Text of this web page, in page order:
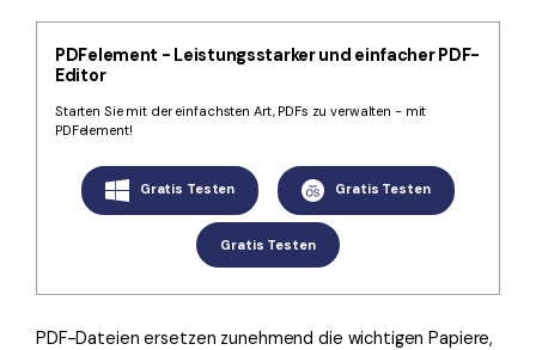
PDF-Daten extrahieren
PDF freigeben
Branchen
IT-Dienstleistung
Rechtliches
Was ist NEU
Benutzerhandbuch
PDFelement für Mac
Mehr erfahren
PDFelement - Leistungsstarker und einfacher PDF-
Editor
Starten Sie mit der einfachsten Art, PDFs zu verwalten - mit
PDFelement!
Gratis Testen Gratis Testen
Gratis Testen
PDF-Dateien ersetzen zunehmend die wichtigen Papiere,